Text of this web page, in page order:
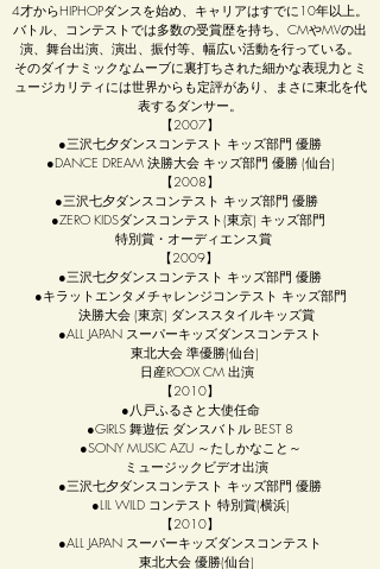
4才からHIPHOPダンスを始め、キャリアはすでに10年以上。
バトル、コンテストでは多数の受賞歴を持ち、CMやMVの出
演、舞台出演、演出、振付等、幅広い活動を行っている。
そのダイナミックなムーブに裏打ちされた細かな表現力とミ
ュージカリティには世界からも定評があり、まさに東北を代
表するダンサー。
【2007】
●三沢七夕ダンスコンテスト キッズ部門 優勝
●DANCE DREAM 決勝大会 キッズ部門 優勝 (仙台)
【2008】
●三沢七夕ダンスコンテスト キッズ部門 優勝
●ZERO KIDSダンスコンテスト(東京) キッズ部門
特別賞・オーディエンス賞
【2009】
●三沢七夕ダンスコンテスト キッズ部門 優勝
●キラットエンタメチャレンジコンテスト キッズ部門
決勝大会 (東京) ダンススタイルキッズ賞
●ALL JAPAN スーパーキッズダンスコンテスト
東北大会 準優勝(仙台)
日産ROOX CM 出演
【2010】
●八戸ふるさと大使任命
●GIRLS 舞遊伝 ダンスバトル BEST 8
●SONY MUSIC AZU ～たしかなこと～
ミュージックビデオ出演
●三沢七夕ダンスコンテスト キッズ部門 優勝
●LIL WILD コンテスト 特別賞(横浜)
【2010】
●ALL JAPAN スーパーキッズダンスコンテスト
東北大会 優勝(仙台)